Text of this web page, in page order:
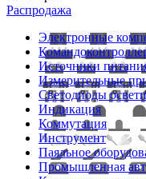
Распродажа
Электронные
Источники
Измерительные
Светодиоды
Индикация
Коммутация
Инструмент
Паяльное
Промышленная